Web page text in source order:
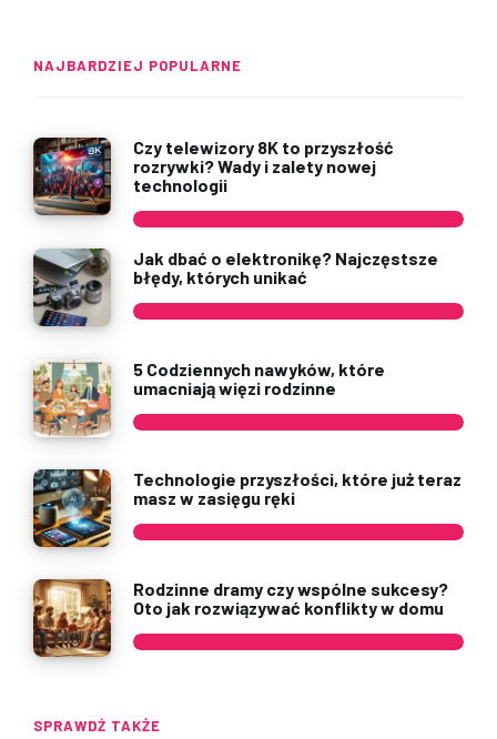
NAJBARDZIEJ POPULARNE
Czy telewizory 8K to przyszłość
rozrywki? Wady i zalety nowej
technologii
Jak dbać o elektronikę? Najczęstsze
błędy, których unikać
5 Codziennych nawyków, które
umacniają więzi rodzinne
Technologie przyszłości, które już teraz
masz w zasięgu ręki
Rodzinne dramy czy wspólne sukcesy?
Oto jak rozwiązywać konflikty w domu
SPRAWDŹ TAKŻE